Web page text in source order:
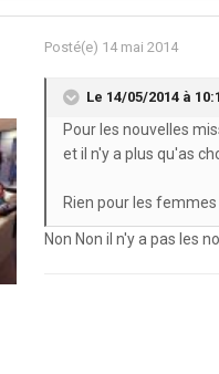
Posté(e) 14 mai 2014
Le 14/05/2014 à
Pour les nouvelles
et il n'y a plus qu'as
Rien pour les
Non Non il n'y a pas les